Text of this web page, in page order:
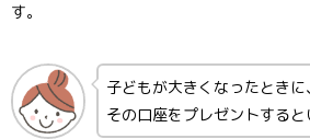
す。
子どもが大きくなったとき
その口座をプレゼントする